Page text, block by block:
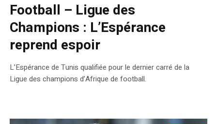
Football – Ligue des
Champions : L’Espérance
reprend espoir
L’Espérance de Tunis qualifiée pour le dernier carré de la
Ligue des champions d’Afrique de football.